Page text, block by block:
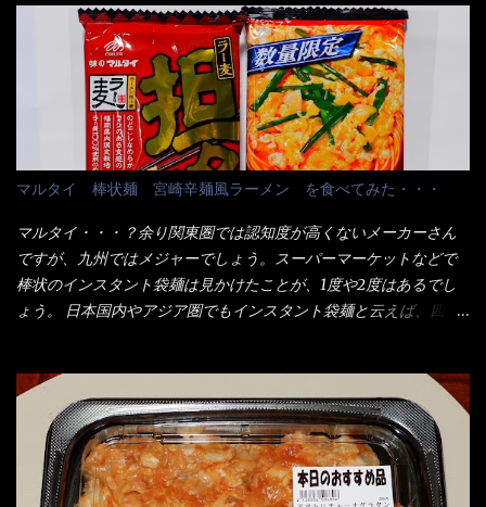
1280円と云った感じです。 で私は幾らで、メガドンキでゲットし
たかって？ それは非常に言いづらい・・・色々と各方面へ忖度し
て、激安だったとだけ申し上げましょう。 早速1袋を大釜で茹で～
ハイ、約15分ほど茹で上げた状態です。 当家には、高齢者がいる
ので少し柔らかく・・・ 茹で上がった饂飩は、お店の饂飩に比べ
＜細い＞です。 どちらかと云えば、稲庭饂飩的な太さですね。 さ
てこれを、どの様に食べるか？ 長葱無かったので、玉葱を刻んで
八王子ラーメン風月見つけうどん！ 冷やし釜あげうどん～です。
ラーメン丼に、冷水を軽く張って饂飩を盛り付け、お椀に昆布出
汁つゆと長葱に山葵です。 これでツルツル～と頂きました。 良い
じゃないか～...
当している。 まずはこれを見て欲しい！ カウンターに置かれた＜
お皿＞である。 直ぐに気づいたでしょう！ 何かキャベツが山じ
ゃないか！？ ハイ、山です。 これが標準なのです。 普通のとん
かつ屋のキャベツと比べたら、10人前ほどあるか？ 値段的には、
メイン（主流は1,000超）＋定食セット350円程と値段的には、そ
れ程では安い訳でも無いが、客足が絶えない人気店である。 そん
なメニューのなかで、リーズナブルで頂ける＜映え＞るメニュー
が＜カツカレー＞だ！ これです。 当時1,000円税込だった
が・・・今も変わらないと思うけど・・・ これが出てくると、カ
ウンター中からOH～と声が飛ぶ！ 写真は、キャベツ少なめでお願
いしています。 皿のサイズは、直径30cmほどあります。 そこに
ドカ盛のキャベツと御飯にカレーがかかっています。 カレーは辛
ンとした厚さのあるトンカツです。 それも揚げたての熱々です。
これを難なく完食出来なければ、漢では無い！と云っても過言で
はないだろう。 この他も、兎に角ボリューム満点で＜薄カツ＞と
呼ばれるメニューは、トンカツが2枚重ねて出てくるだ！ 1枚が薄
いから、2枚乗せにしたらしいけど・・・
マルタイ 棒状麺 宮崎辛麺風ラーメン を食べてみた・・・
マルタイ・・・？余り関東圏では認知度が高くないメーカーさん
ですが、九州ではメジャーでしょう。スーパーマーケットなどで
棒状のインスタント袋麺は見かけたことが、1度や2度はあるでし
ょう。 日本国内やアジア圏でもインスタント袋麺と云えば、四角
イ棒状ラーメンを、OKストアで見かけ思わず手に取って買い物篭
へ 坦々まぜそばと＜数量限定＞宮崎辛麺風ラーメン オーッといき
なり私の胃袋をグサッと・・・・ 棒状インスタントラーメンの
デビューが決まりました。 か・ら・め・ん・辛麺！ 宮崎辛麺は
チャルメラや日清からも出されている、辛口のラーメンじゃ